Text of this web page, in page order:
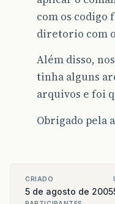
com os codigo
diretorio com
Além disso,
tinha alguns
arquivos e foi
Obrigado pela
CRIADO
5 de agosto de 2005